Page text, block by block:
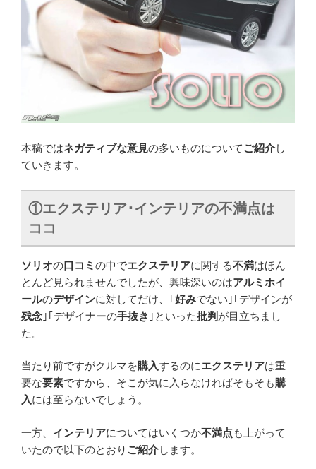
本稿ではネガティブな意見の多いものについてご紹介し
ていきます。
①エクステリア･インテリアの不満点は
ココ
ソリオの口コミ の中でエクステリアに関する不満はほん
とんど見られませんでしたが、興味深いのはアルミホイ
ールのデザインに対してだけ、｢好みでない｣｢デザインが
残念 ｣｢デザイナーの手抜き ｣といった批判 が目立ちまし
た。
当たり前ですがクルマを購入するのにエクステリアは重
要な要素ですから、そこが気に入らなければそもそも 購
入には至らないでしょう。
一方、 インテリアについてはいくつか不満点も上がって
いたので以下のとおり ご紹介します。